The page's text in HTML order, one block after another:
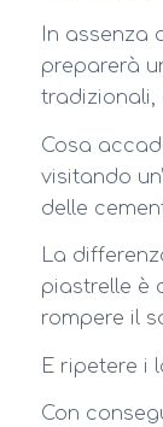
In assenza
preparerà
tradizionali,
Cosa
visitando
delle
La
piastrelle è
rompere il
E ripetere i
Con